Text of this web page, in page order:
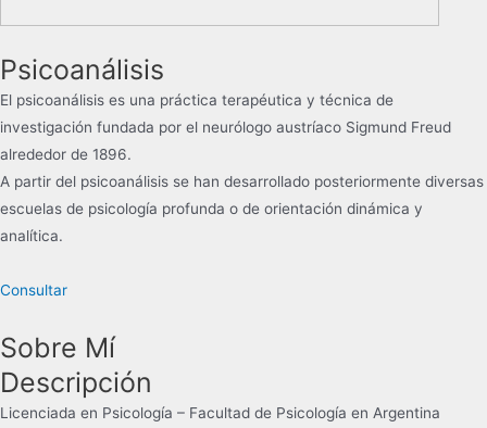
Psicoanálisis
El psicoanálisis es una práctica terapéutica y técnica de
investigación​​ fundada por el neurólogo austríaco Sigmund Freud
alrededor de 1896.
​A partir del psicoanálisis se han desarrollado posteriormente diversas
escuelas de psicología profunda o de orientación dinámica y
analítica.
Consultar
Sobre Mí
Descripción
Licenciada en Psicología – Facultad de Psicología en Argentina